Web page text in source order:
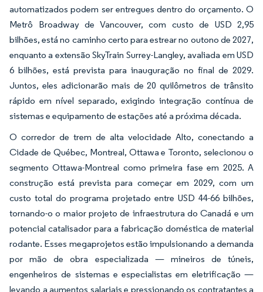
automatizados podem ser entregues dentro do orçamento. O
Metrô Broadway de Vancouver, com custo de USD 2,95
bilhões, está no caminho certo para estrear no outono de 2027,
enquanto a extensão SkyTrain Surrey-Langley, avaliada em USD
6 bilhões, está prevista para inauguração no final de 2029.
Juntos, eles adicionarão mais de 20 quilômetros de trânsito
rápido em nível separado, exigindo integração contínua de
sistemas e equipamento de estações até a próxima década.
O corredor de trem de alta velocidade Alto, conectando a
Cidade de Québec, Montreal, Ottawa e Toronto, selecionou o
segmento Ottawa-Montreal como primeira fase em 2025. A
construção está prevista para começar em 2029, com um
custo total do programa projetado entre USD 44-66 bilhões,
tornando-o o maior projeto de infraestrutura do Canadá e um
potencial catalisador para a fabricação doméstica de material
rodante. Esses megaprojetos estão impulsionando a demanda
por mão de obra especializada — mineiros de túneis,
engenheiros de sistemas e especialistas em eletrificação —
levando a aumentos salariais e pressionando os contratantes a